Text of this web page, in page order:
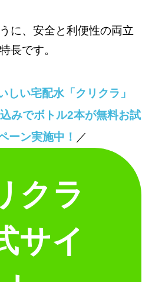
に、安全と利便性の両立
長です。
しい宅配水「クリクラ」
みでボトル2本が無料お試
ーン実施中！ ／
クラ
サイ